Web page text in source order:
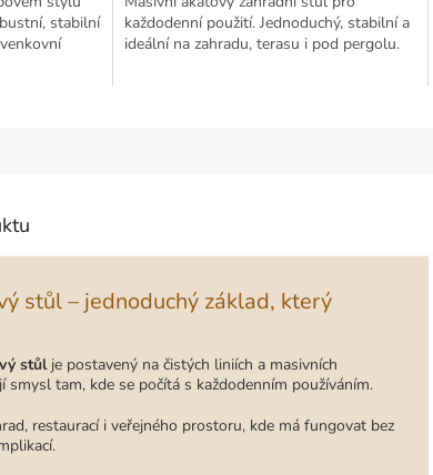
stabilní
každodenní použití. Jednoduchý, stabilní a
ideální na zahradu, terasu i pod pergolu.
stůl – jednoduchý základ, který
stůlje postavený na čistých liniích a masivních
smysl tam, kde se počítá s každodenním používáním.
restaurací i veřejného prostoru, kde má fungovat bez